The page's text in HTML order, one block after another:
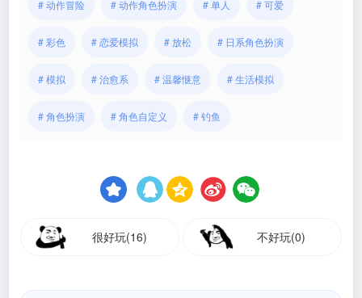
# 动作冒险 # 动作角色扮演 # 单人 # 可爱
# 彩色 # 恋爱模拟 # 放松 # 日系角色扮演
# 模拟 # 治愈系 # 温馨惬意 # 生活模拟
# 角色扮演 # 角色自定义 # 钓鱼
很好玩(16) 不好玩(0)